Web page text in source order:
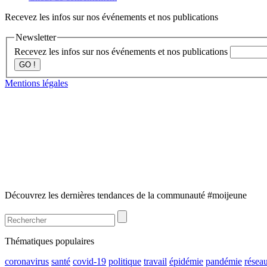
Recevez les infos sur nos événements et nos publications
Newsletter
Recevez les infos sur nos événements et nos publications
GO !
Mentions légales
Découvrez les dernières tendances de la communauté #moijeune
Thématiques populaires
coronavirus santé covid-19 politique travail épidémie pandémie